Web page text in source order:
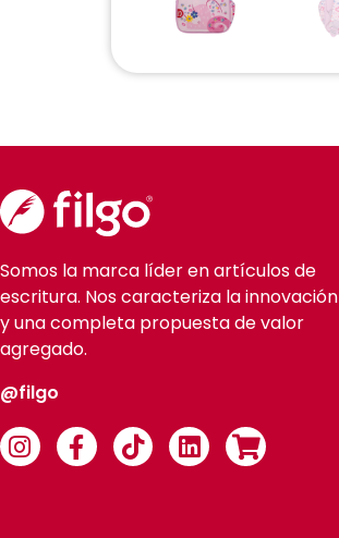
Somos la marca líder en artículos de
escritura. Nos caracteriza la innovación
y una completa propuesta de valor
agregado.
@filgo